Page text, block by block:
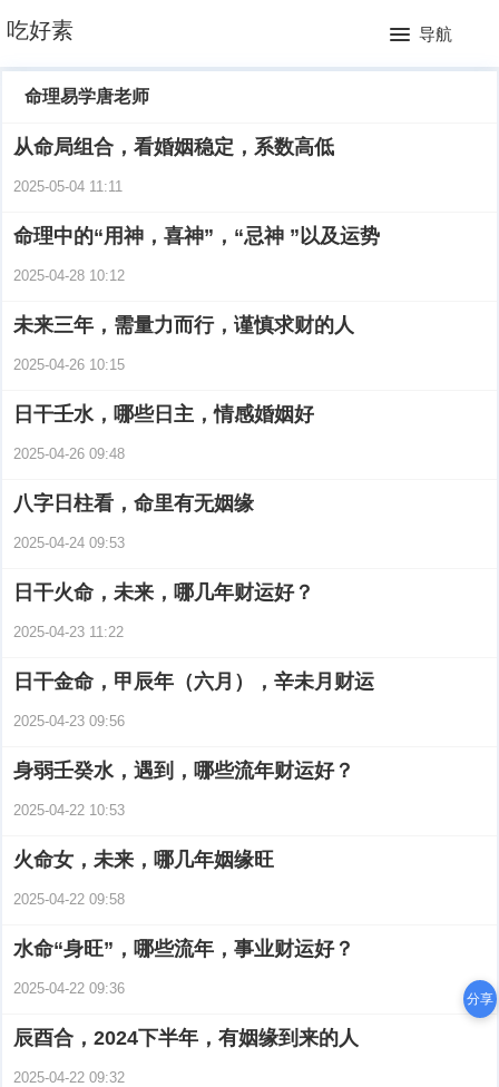
吃好素 导航
网
站
月
行
命理易学唐老师
从命局组合，看婚姻稳定，系数高低
2025-05-04 11:11
命理中的“用神，喜神”，“忌神 ”以及运势
2025-04-28 10:12
未来三年，需量力而行，谨慎求财的人
2025-04-26 10:15
日干壬水，哪些日主，情感婚姻好
2025-04-26 09:48
八字日柱看，命里有无姻缘
2025-04-24 09:53
​日干火命，未来，哪几年财运好？
2025-04-23 11:22
日干金命，甲辰年（六月），辛未月财运
2025-04-23 09:56
身弱壬癸水，遇到，哪些流年财运好？
2025-04-22 10:53
火命女，未来，哪几年姻缘旺
2025-04-22 09:58
水命“身旺”，哪些流年，事业财运好？
2025-04-22 09:36
辰酉合，2024下半年，有姻缘到来的人
2025-04-22 09:32
分享